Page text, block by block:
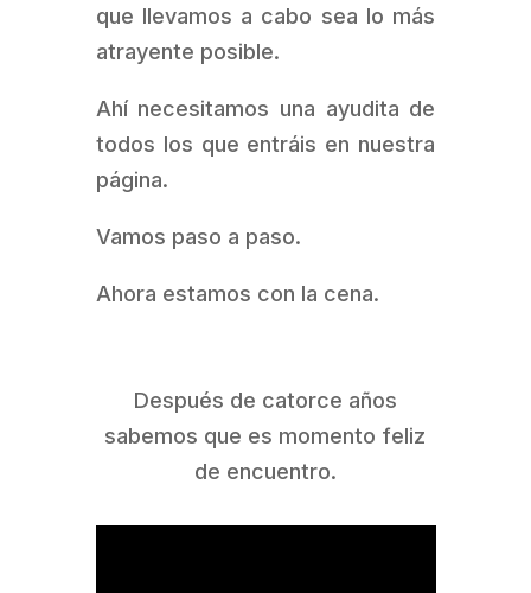
que llevamos a cabo sea lo más
atrayente posible.
Ahí necesitamos una ayudita de
todos los que entráis en nuestra
página.
Vamos paso a paso.
Ahora estamos con la cena.
Después de catorce años
sabemos que es momento feliz
de encuentro.